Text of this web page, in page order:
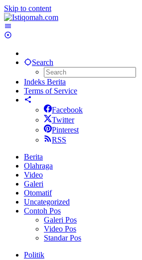
Skip to content
Search
Indeks Berita
Terms of Service
Facebook
Twitter
Pinterest
RSS
Berita
Olahraga
Video
Galeri
Otomatif
Uncategorized
Contoh Pos
Galeri Pos
Video Pos
Standar Pos
Politik